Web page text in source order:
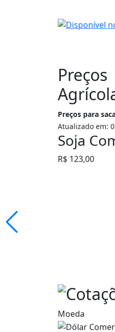
Preços
Preços para
Atualizado em:
Soja
R$ 123,00
Moeda